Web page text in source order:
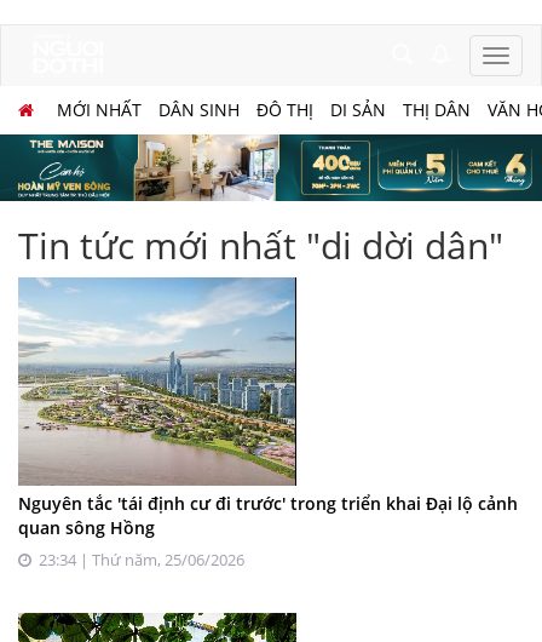
MỚI NHẤT DÂN SINH ĐÔ THỊ DI SẢN THỊ DÂN VĂN
Tin tức mới nhất "di dời dân"
Nguyên tắc 'tái định cư đi trước' trong triển khai Đại lộ cảnh
quan sông Hồng
23:34 | Thứ năm, 25/06/2026